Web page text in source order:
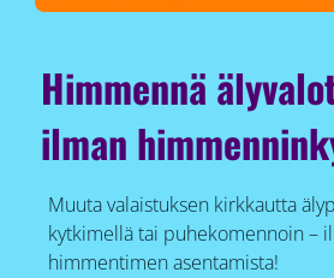
Himmennä
ilman
Muuta valaistuksen kirkkautta
kytkimellä tai puhekomennoin –
himmentimen asentamista!